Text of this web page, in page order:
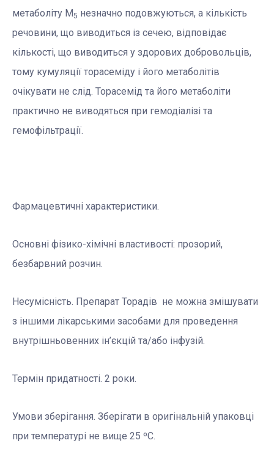
метаболіту М5 незначно подовжуються, а кількість
речовини, що виводиться із сечею, відповідає
кількості, що виводиться у здорових добровольців,
тому кумуляції торасеміду і його метаболітів
очікувати не слід. Торасемід та його метаболіти
практично не виводяться при гемодіалізі та
гемофільтрації.
Фармацевтичні характеристики.
Основні фізико-хімічні властивості: прозорий,
безбарвний розчин.
Несумісність. Препарат Торадів не можна змішувати
з іншими лікарськими засобами для проведення
внутрішньовенних ін’єкцій та/або інфузій.
Термін придатності. 2 роки.
Умови зберігання. Зберігати в оригінальній упаковці
при температурі не вище 25 ºС.